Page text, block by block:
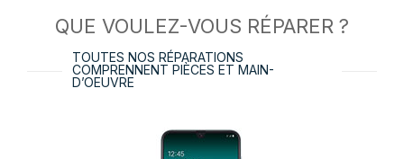
QUE VOULEZ-VOUS RÉPARER ?
TOUTES NOS RÉPARATIONS
COMPRENNENT PIÈCES ET MAIN-
D’OEUVRE